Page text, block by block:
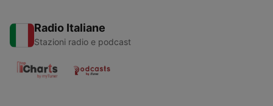
Radio Italiane
Stazioni radio e podcast